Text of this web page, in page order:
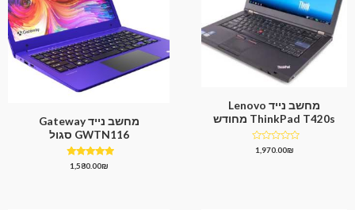
מחשב נייד Lenovo
ThinkPad T420s מחודש
דורג1,970.00₪
מחשב נייד Gateway
GWTN116 סגול
דורג
1,580.00₪